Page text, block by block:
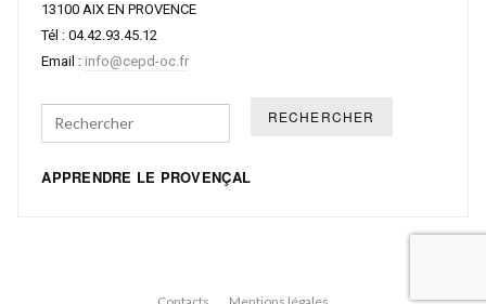
13100 AIX EN PROVENCE
Tél : 04.42.93.45.12
Email : info@cepd-oc.fr
Search
APPRENDRE LE PROVENÇAL